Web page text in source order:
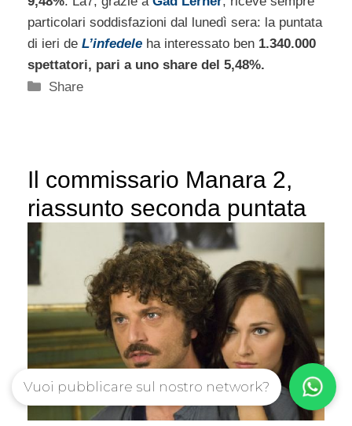
particolari soddisfazioni dal lunedì sera: la puntata
di ieri de L’infedele ha interessato ben 1.340.000
spettatori, pari a uno share del 5,48%.
Categorie
Share
Il commissario Manara 2,
riassunto seconda puntata
Vuoi pubblicare sul nostro network?